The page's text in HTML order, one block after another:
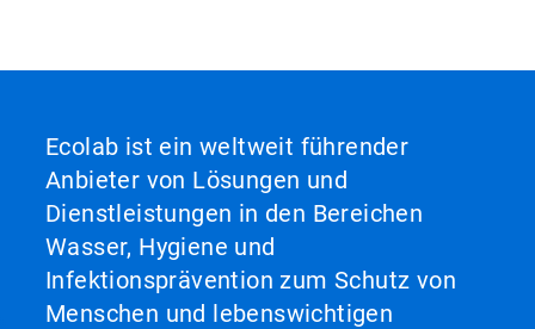
Ecolab ist ein weltweit führender
Anbieter von Lösungen und
Dienstleistungen in den Bereichen
Wasser, Hygiene und
Infektionsprävention zum Schutz von
Menschen und lebenswichtigen